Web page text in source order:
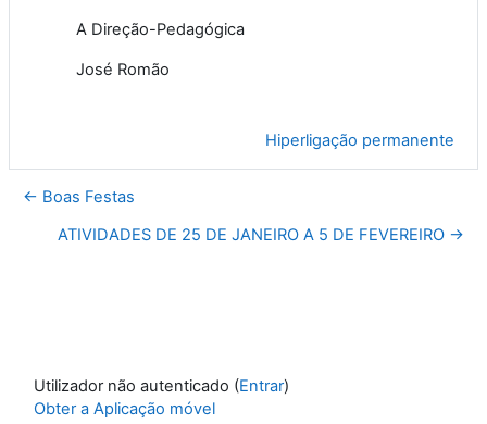
A Direção-Pedagógica
José Romão
Hiperligação permanente
← Boas Festas
ATIVIDADES DE 25 DE JANEIRO A 5 DE FEVEREIRO →
Utilizador não autenticado (Entrar)
Obter a Aplicação móvel